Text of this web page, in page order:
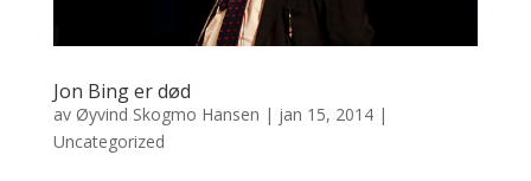
Jon Bing er død
av Øyvind Skogmo Hansen | jan 15, 2014|
Uncategorized